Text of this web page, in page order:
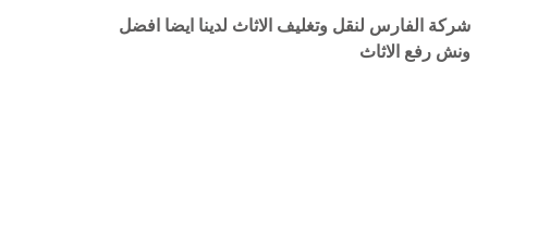
شركة الفارس لنقل وتغليف الاثاث لدينا ايضا افضل
ونش رفع الاثاث